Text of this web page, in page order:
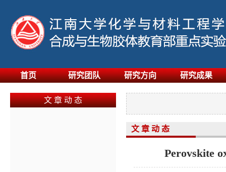
首页 研究团队 研究方向 研究成果
文 章 动 态
文 章 动 态
Perovskite